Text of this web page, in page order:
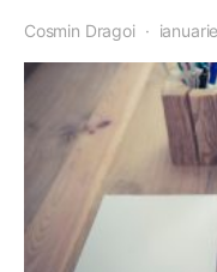
Cosmin Dragoi